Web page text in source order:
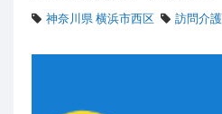
神奈川県 横浜市西区
訪問介護